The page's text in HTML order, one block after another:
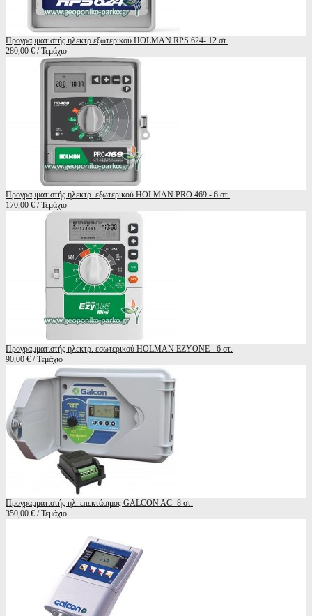
Προγραμματιστής ηλεκτρ.εξωτερικού HOLMAN RPS 624- 12 στ.
280,00 € / Τεμάχιο
Προγραμματιστής ηλεκτρ. εξωτερικού HOLMAN PRO 469 - 6 στ.
170,00 € / Τεμάχιο
Προγραμματιστής ηλεκτρ. εσωτερικού HOLMAN EZYONE - 6 στ.
90,00 € / Τεμάχιο
Προγραμματιστής ηλ. επεκτάσιμος GALCON AC -8 στ.
350,00 € / Τεμάχιο